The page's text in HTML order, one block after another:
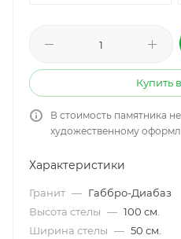
Купить
В стоимость памятника
художественному
Характеристики
Гранит — Габбро-Диабаз
Высота стелы — 100 см.
Ширина стелы — 50 см.